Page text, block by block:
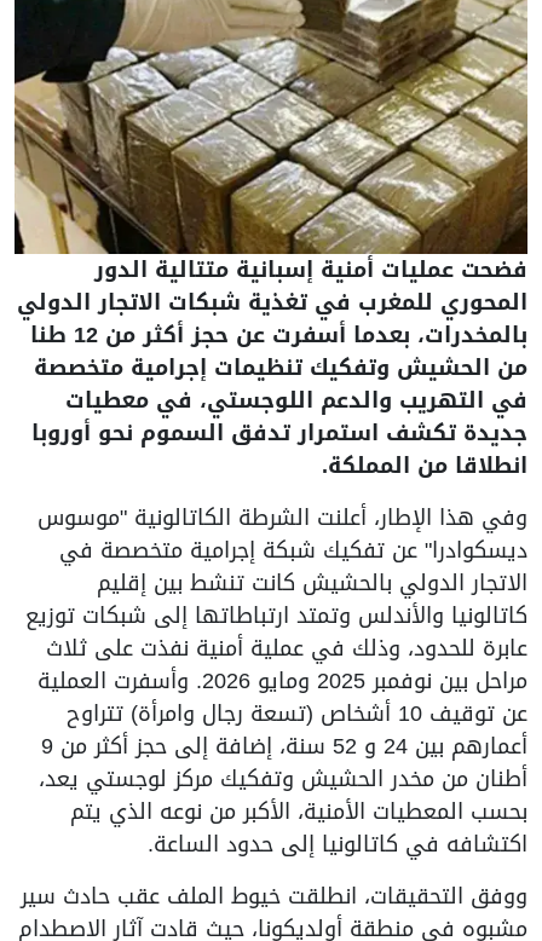
فضحت عمليات أمنية إسبانية متتالية الدور
المحوري للمغرب في تغذية شبكات الاتجار الدولي
بالمخدرات، بعدما أسفرت عن حجز أكثر من 12 طنا
من الحشيش وتفكيك تنظيمات إجرامية متخصصة
في التهريب والدعم اللوجستي، في معطيات
جديدة تكشف استمرار تدفق السموم نحو أوروبا
انطلاقا من المملكة.
وفي هذا الإطار، أعلنت الشرطة الكاتالونية "موسوس
ديسكوادرا" عن تفكيك شبكة إجرامية متخصصة في
الاتجار الدولي بالحشيش كانت تنشط بين إقليم
كاتالونيا والأندلس وتمتد ارتباطاتها إلى شبكات توزيع
عابرة للحدود، وذلك في عملية أمنية نفذت على ثلاث
مراحل بين نوفمبر 2025 ومايو 2026. وأسفرت العملية
عن توقيف 10 أشخاص (تسعة رجال وامرأة) تتراوح
أعمارهم بين 24 و 52 سنة، إضافة إلى حجز أكثر من 9
أطنان من مخدر الحشيش وتفكيك مركز لوجستي يعد،
بحسب المعطيات الأمنية، الأكبر من نوعه الذي يتم
اكتشافه في كاتالونيا إلى حدود الساعة.
ووفق التحقيقات، انطلقت خيوط الملف عقب حادث سير
مشبوه في منطقة أولديكونا، حيث قادت آثار الاصطدام